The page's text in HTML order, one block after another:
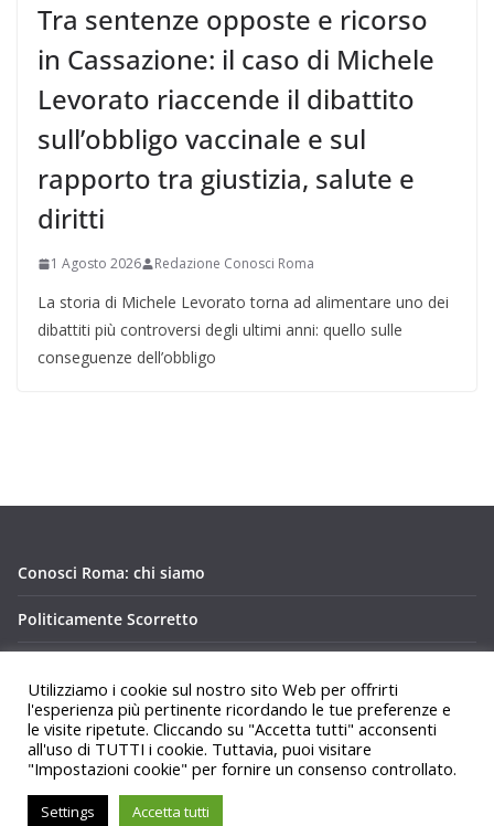
Tra sentenze opposte e ricorso
in Cassazione: il caso di Michele
Levorato riaccende il dibattito
sull’obbligo vaccinale e sul
rapporto tra giustizia, salute e
diritti
1 Agosto 2026 Redazione Conosci Roma
La storia di Michele Levorato torna ad alimentare uno dei
dibattiti più controversi degli ultimi anni: quello sulle
conseguenze dell’obbligo
Conosci Roma: chi siamo
Politicamente Scorretto
Copyright © 2026Conosci Roma
Utilizziamo i cookie sul nostro sito Web per offrirti
l'esperienza più pertinente ricordando le tue preferenze e
le visite ripetute. Cliccando su "Accetta tutti" acconsenti
all'uso di TUTTI i cookie. Tuttavia, puoi visitare
"Impostazioni cookie" per fornire un consenso controllato.
Settings Accetta tutti